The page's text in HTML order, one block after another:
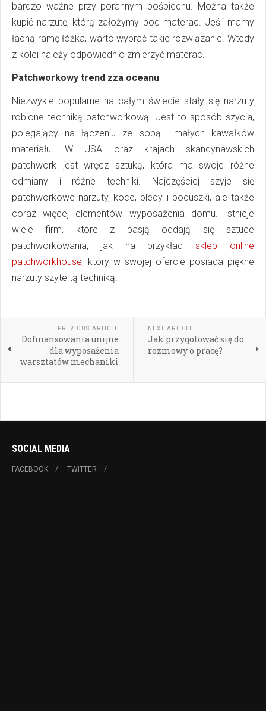
bardzo ważne przy porannym pośpiechu. Można także
kupić narzutę, którą założymy pod materac. Jeśli mamy
ładną ramę łóżka, warto wybrać takie rozwiązanie. Wtedy
z kolei należy odpowiednio zmierzyć materac.
Patchworkowy trend zza oceanu
Niezwykle popularne na całym świecie stały się narzuty
robione techniką patchworkową. Jest to sposób szycia,
polegający na łączeniu ze sobą małych kawałków
materiału. W USA oraz krajach skandynawskich
patchwork jest wręcz sztuką, która ma swoje różne
odmiany i różne techniki. Najczęściej szyje się
patchworkowe narzuty, koce, pledy i poduszki, ale także
coraz więcej elementów wyposażenia domu. Istnieje
wiele firm, które z pasją oddają się sztuce
patchworkowania, jak na przykładsklep online
patchworkhouse, który w swojej ofercie posiada piękne
narzuty szyte tą techniką.
PREVIOUS ARTICLE
Dofinansowania unijne
dla wyposażenia
warsztatów mechaniki
NEXT ARTICLE
Jak przygotować się do
rozmowy o pracę?
SOCIAL MEDIA
FACEBOOK TWITTER